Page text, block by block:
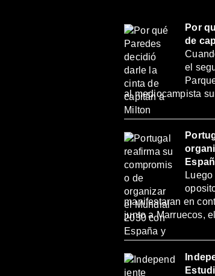
Por
de
el
al mediocampista
manifestaran en
junto a Marruecos,